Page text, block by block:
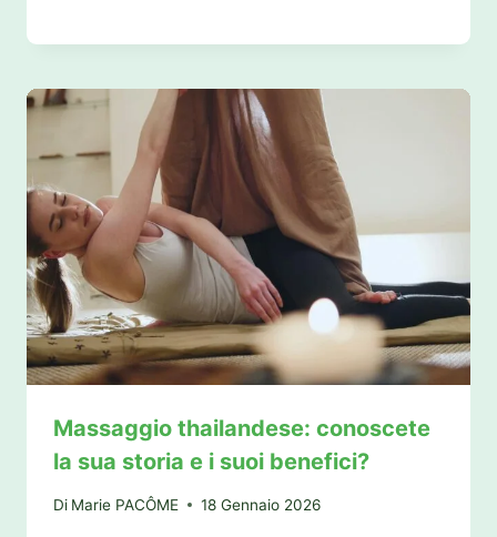
Massaggio thailandese: conoscete
la sua storia e i suoi benefici?
Di Marie PACÔME 18 Gennaio 2026